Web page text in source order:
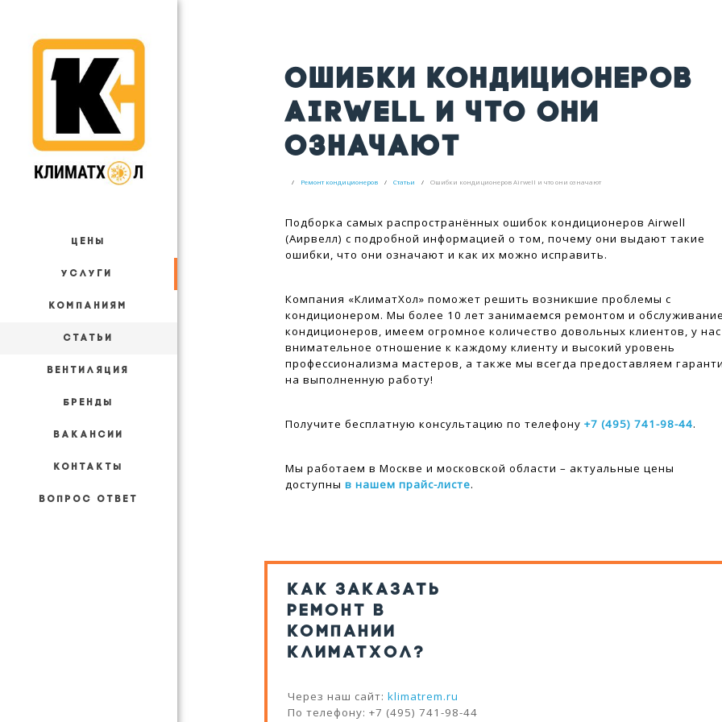
ЦЕНЫ
УСЛУГИ
КОМПАНИЯМ
СТАТЬИ
ВЕНТИЛЯЦИЯ
БРЕНДЫ
ВАКАНСИИ
КОНТАКТЫ
ВОПРОС ОТВЕТ
ОШИБКИ КОНДИЦИОНЕРОВ
AIRWELL И ЧТО ОНИ
ОЗНАЧАЮТ
Ремонт кондиционеров Статьи Ошибки кондиционеров Airwell и что они означают
Подборка самых распространённых ошибок кондиционеров Airwell
(Аирвелл) с подробной информацией о том, почему они выдают такие
ошибки, что они означают и как их можно исправить.
Компания «КлиматХол» поможет решить возникшие проблемы с
кондиционером. Мы более 10 лет занимаемся ремонтом и
кондиционеров, имеем огромное количество довольных клиентов, у нас
внимательное отношение к каждому клиенту и высокий уровень
профессионализма мастеров, а также мы всегда предоставляем
на выполненную работу!
Получите бесплатную консультацию по телефону+7 (495) 741-98-44.
Мы работаем в Москве и московской области – актуальные цены
доступныв нашем прайс-листе.
КАК ЗАКАЗАТЬ
РЕМОНТ В
КОМПАНИИ
КЛИМАТХОЛ?
Через наш сайт: klimatrem.ru
По телефону: +7 (495) 741-98-44